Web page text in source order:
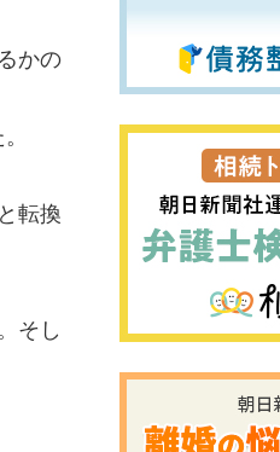
かの
転換
そし